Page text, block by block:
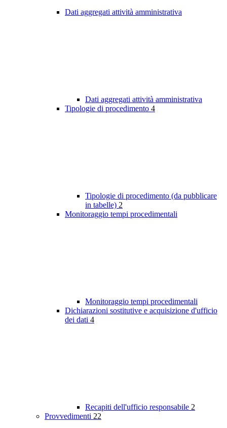
Dati aggregati attività amministrativa
Dati aggregati attività amministrativa
Tipologie di procedimento 4
Tipologie di procedimento (da pubblicare
in tabelle) 2
Monitoraggio tempi procedimentali
Monitoraggio tempi procedimentali
Dichiarazioni sostitutive e acquisizione d'ufficio
dei dati 4
Recapiti dell'ufficio responsabile 2
Provvedimenti 22